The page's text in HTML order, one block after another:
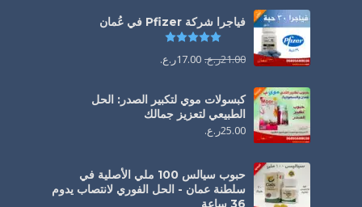
فياجرا شركة Pfizer في عُمان
21.00ر.ع. 17.00ر.ع.
كبسولات موي لتكبير الصدر: الحل
الطبيعي لتعزيز جمالك
25.00ر.ع.
حبوب سيالس 100 ملي الأصلية في
سلطنة عمان - الحل الفوري لانتصاب يدوم
36 ساعة